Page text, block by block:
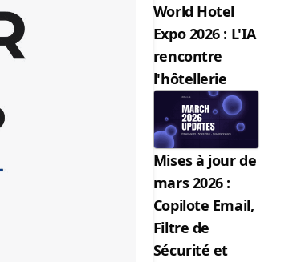
World Hotel
Expo 2026 : L'IA
rencontre
l'hôtellerie
Mises à jour de
mars 2026 :
Copilote Email,
Filtre de
Sécurité et